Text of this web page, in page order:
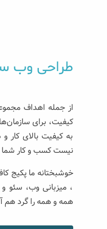
طراحی وب
از جمله اهداف
کیفیت، برای
به کیفیت بالای کار
نیست کسب و کار شما
خوشبختانه ما پکیج
، میزبانی وب، سئو
همه و همه را گرد هم